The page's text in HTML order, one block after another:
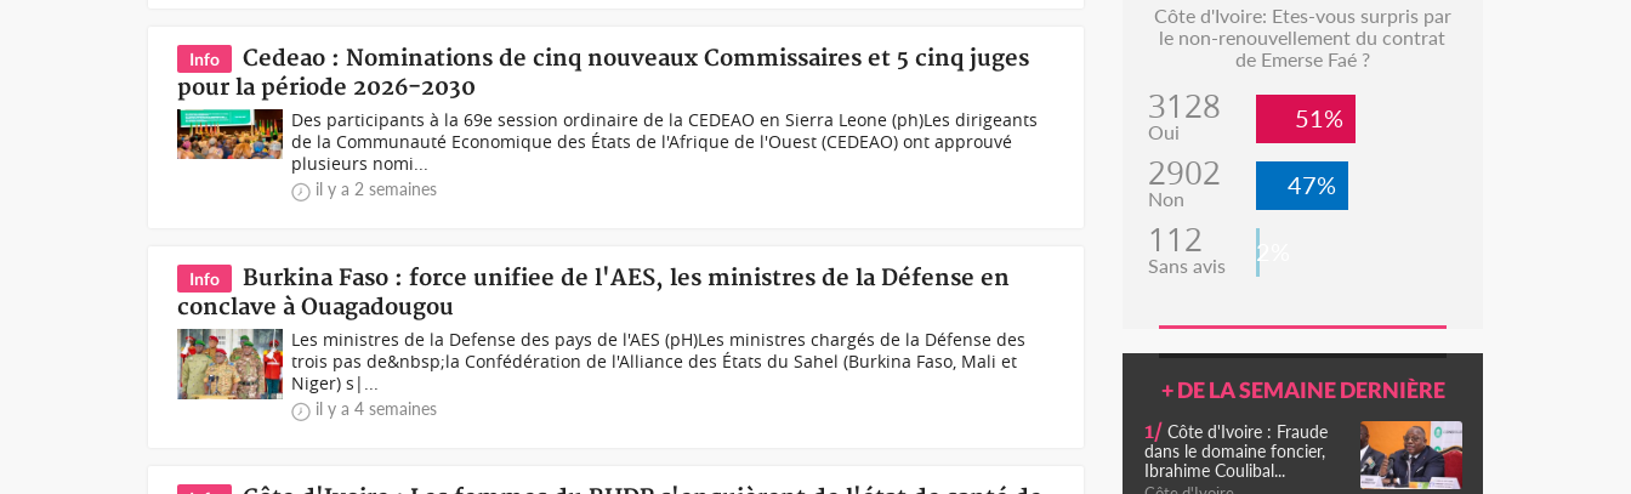
Info
Cedeao : Nominations de cinq nouveaux Commissaires et 5 cinq juges
pour la période 2026-2030
Des participants à la 69e session ordinaire de la CEDEAO en Sierra Leone (ph)Les dirigeants
de la Communauté Economique des États de l'Afrique de l'Ouest (CEDEAO) ont approuvé
plusieurs nomi...
il y a 2 semaines
Info
Burkina Faso : force unifiee de l'AES, les ministres de la Défense en
conclave à Ouagadougou
Les ministres de la Defense des pays de l'AES (pH)Les ministres chargés de la Défense des
trois pas de&nbsp;la Confédération de l'Alliance des États du Sahel (Burkina Faso, Mali et
Niger) s|...
il y a 4 semaines
Côte d'Ivoire: Etes-vous surpris par
le non-renouvellement du contrat
de Emerse Faé ?
3128
Oui 51%
2902
Non 47%
112
Sans avis 2%
+ DE LA SEMAINE DERNIÈRE
1/ Côte d'Ivoire : Fraude
dans le domaine foncier,
Ibrahime Coulibal...